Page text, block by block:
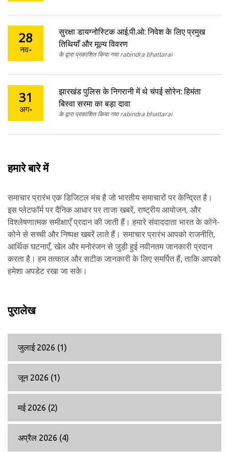
28
नव॰
सुरक्षा डायग्नोस्टिक आई.पी.ओ: निवेश के लिए प्रमुख
तिथियाँ और मूल्य विवरण
के द्वारा प्रकाशित किया गया rabindra bhattarai
31
अग॰
झारखंड पुलिस के निगरानी में थे चंपई सोरेन: हिमंता
बिस्वा सरमा का बड़ा दावा
के द्वारा प्रकाशित किया गया rabindra bhattarai
हमारे बारे में
समाचार प्रारंभ एक डिजिटल मंच है जो भारतीय समाचारों पर केन्द्रित है।
इस प्लेटफॉर्म पर दैनिक आधार पर ताजा खबरें, राष्ट्रीय आयोजन, और
विश्लेषणात्मक समीक्षाएँ प्रदान की जाती हैं। हमारे संवाददाता भारत के कोने-
कोने से सच्ची और निष्पक्ष खबरें लाते हैं। समाचार प्रारंभ आपको राजनीति,
आर्थिक घटनाएँ, खेल और मनोरंजन से जुड़ी हुई नवीनतम जानकारी प्रदान
करता है। हम तत्काल और सटीक जानकारी के लिए समर्पित हैं, ताकि आपको
हमेशा अपडेट रखा जा सके।
पुरालेख
जुलाई 2026 (1)
जून 2026 (1)
मई 2026 (2)
अप्रैल 2026 (4)